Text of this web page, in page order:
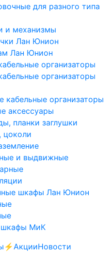
для разного типа
и механизмы
Лан Юнион
Лан Юнион
организаторы
организаторы
кабельные организаторы
аксессуары
планки заглушки
цоколи
и выдвижные
шкафы Лан Юнион
шкафы МиК
⚡️АкцииНовости